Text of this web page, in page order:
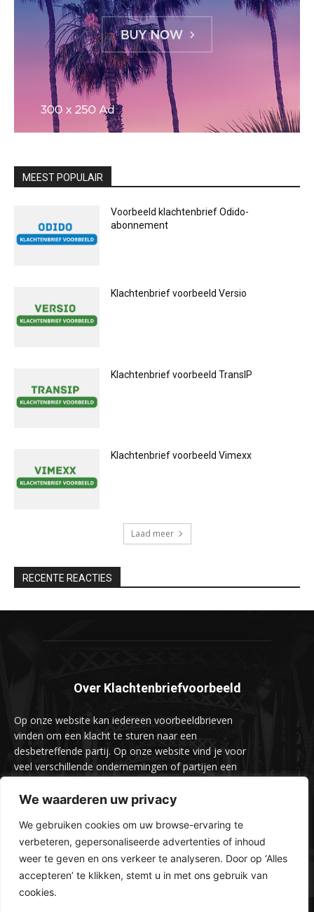
We waarderen uw privacy
We gebruiken cookies om uw browse-ervaring te
verbeteren, gepersonaliseerde advertenties of inhoud
weer te geven en ons verkeer te analyseren. Door op ‘Alles
accepteren’ te klikken, stemt u in met ons gebruik van
cookies.
MEEST POPULAIR
Voorbeeld klachtenbrief Odido-
abonnement
Klachtenbrief voorbeeld Versio
Klachtenbrief voorbeeld TransIP
Klachtenbrief voorbeeld Vimexx
Laad meer
RECENTE REACTIES
Over Klachtenbriefvoorbeeld
Op onze website kan iedereen voorbeeldbrieven
vinden om een klacht te sturen naar een
desbetreffende partij. Op onze website vind je voor
veel verschillende ondernemingen of partijen een